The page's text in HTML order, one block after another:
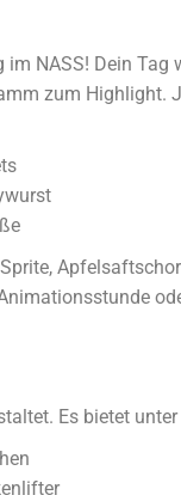
im NASS! Dein
zum Highlight.
Es bietet